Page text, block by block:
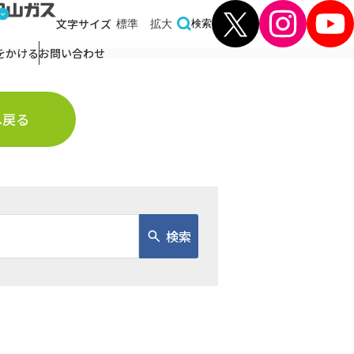
文字サイズ 標準 拡大 検索
かけるお問い合わせ
る
検索